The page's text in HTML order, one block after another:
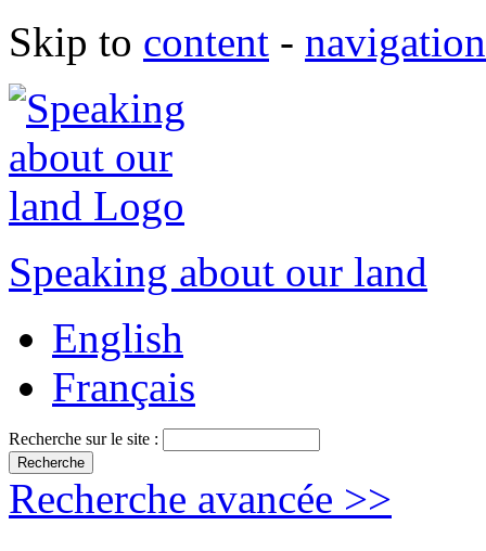
Skip to content - navigation
Speaking about our land
English
Français
Recherche sur le site :
Recherche avancée >>